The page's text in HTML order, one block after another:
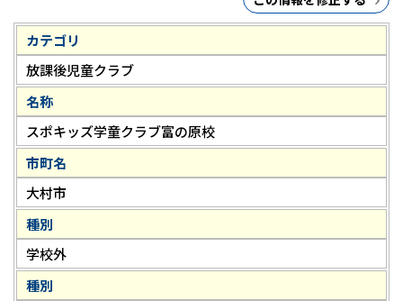
カテゴリ
放課後児童クラブ
名称
スポキッズ学童クラブ富の原校
市町名
大村市
種別
学校外
種別